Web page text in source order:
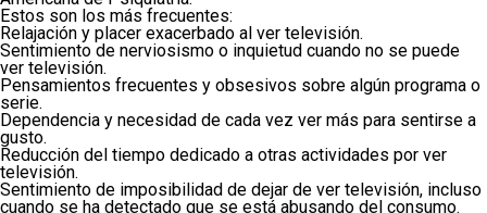
Estos son los más frecuentes:
Relajación y placer exacerbado al ver televisión.
Sentimiento de nerviosismo o inquietud cuando no se puede
ver televisión.
Pensamientos frecuentes y obsesivos sobre algún programa o
serie.
Dependencia y necesidad de cada vez ver más para sentirse a
gusto.
Reducción del tiempo dedicado a otras actividades por ver
televisión.
Sentimiento de imposibilidad de dejar de ver televisión, incluso
cuando se ha detectado que se está abusando del consumo.